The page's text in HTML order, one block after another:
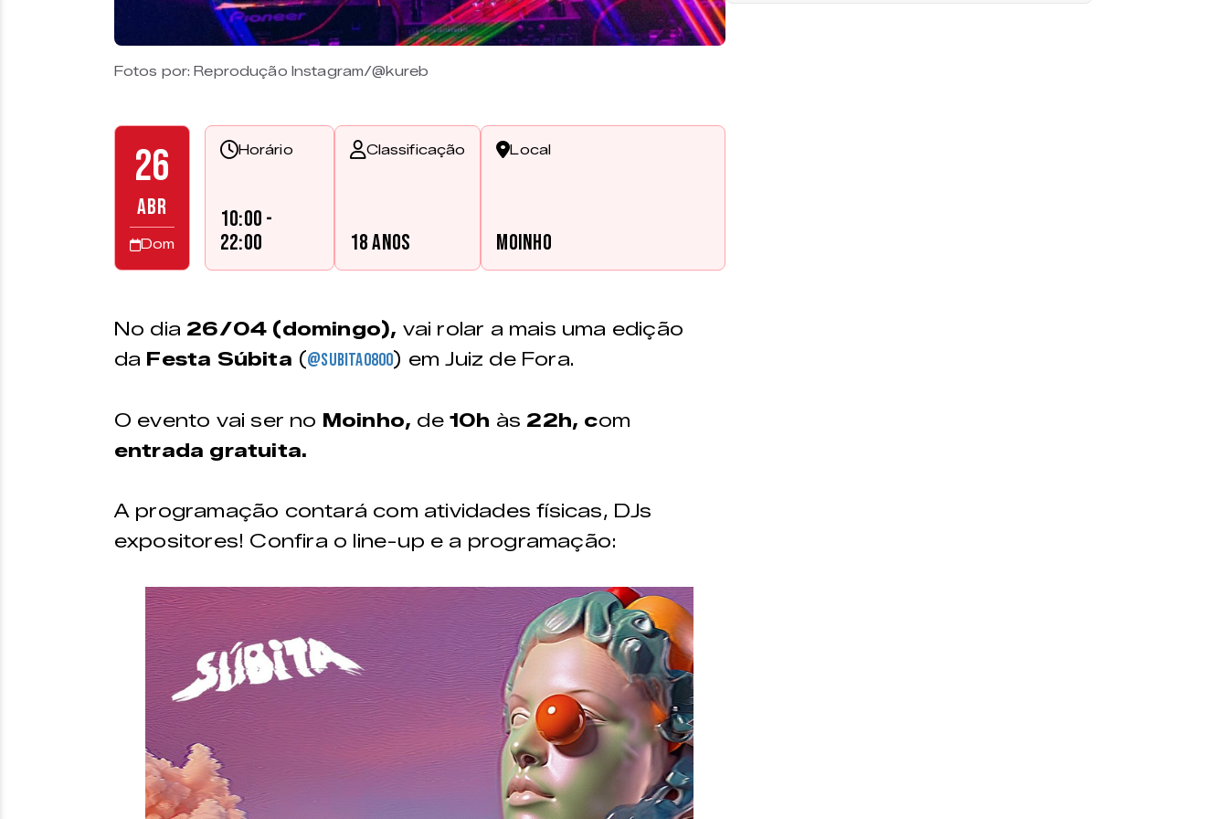
Fotos por: Reprodução Instagram/@kureb
26
ABR
Dom
Horário
10:00 -
22:00
Classificação
18 anos
Local
Moinho
No dia 26/04 (domingo), vai rolar a mais uma edição
da Festa Súbita (@subita0800) em Juiz de Fora.
O evento vai ser no Moinho, de10h às 22h, com
entrada gratuita.
A programação contará com atividades físicas, DJs
expositores! Confira o line-up e a programação: